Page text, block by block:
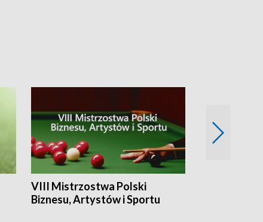
VIII Mistrzostwa Polski
Biznesu, Artystów i Sportu